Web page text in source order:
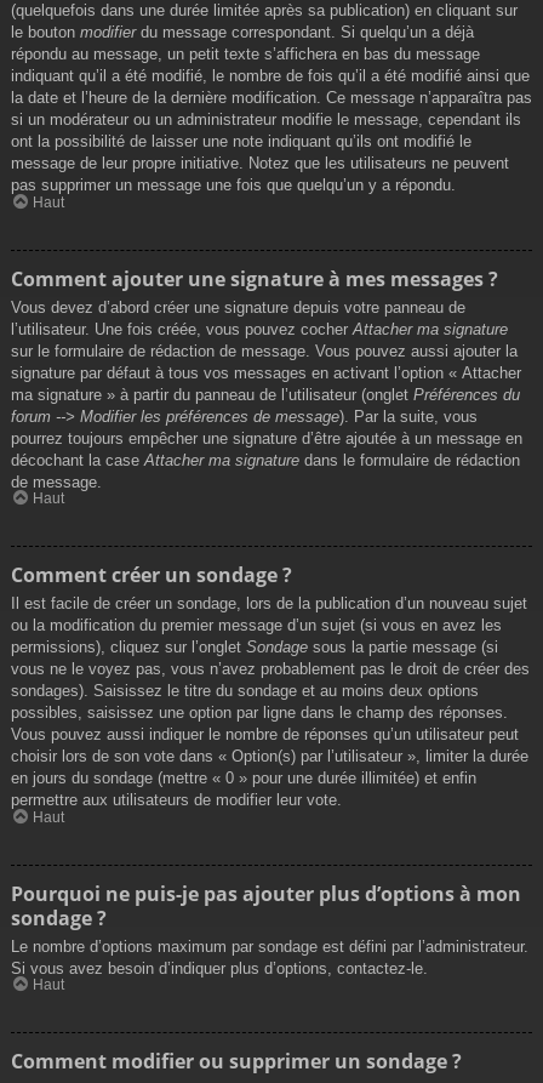
(quelquefois dans une durée limitée après sa publication) en cliquant sur
le bouton modifierdu message correspondant. Si quelqu’un a déjà
répondu au message, un petit texte s’affichera en bas du message
indiquant qu’il a été modifié, le nombre de fois qu’il a été modifié ainsi que
la date et l’heure de la dernière modification. Ce message n’apparaîtra pas
si un modérateur ou un administrateur modifie le message, cependant ils
ont la possibilité de laisser une note indiquant qu’ils ont modifié le
message de leur propre initiative. Notez que les utilisateurs ne peuvent
pas supprimer un message une fois que quelqu’un y a répondu.
Haut
Comment ajouter une signature à mes messages ?
Vous devez d’abord créer une signature depuis votre panneau de
l’utilisateur. Une fois créée, vous pouvez cocher Attacher ma signature
sur le formulaire de rédaction de message. Vous pouvez aussi ajouter la
signature par défaut à tous vos messages en activant l’option « Attacher
ma signature » à partir du panneau de l’utilisateur (onglet Préférences du
forum --> Modifier les préférences de message). Par la suite, vous
pourrez toujours empêcher une signature d’être ajoutée à un message en
décochant la case Attacher ma signature dans le formulaire de rédaction
de message.
Haut
Comment créer un sondage ?
Il est facile de créer un sondage, lors de la publication d’un nouveau sujet
ou la modification du premier message d’un sujet (si vous en avez les
permissions), cliquez sur l’onglet Sondage sous la partie message (si
vous ne le voyez pas, vous n’avez probablement pas le droit de créer des
sondages). Saisissez le titre du sondage et au moins deux options
possibles, saisissez une option par ligne dans le champ des réponses.
Vous pouvez aussi indiquer le nombre de réponses qu’un utilisateur peut
choisir lors de son vote dans « Option(s) par l’utilisateur », limiter la durée
en jours du sondage (mettre « 0 » pour une durée illimitée) et enfin
permettre aux utilisateurs de modifier leur vote.
Haut
Pourquoi ne puis-je pas ajouter plus d’options à mon
sondage ?
Le nombre d’options maximum par sondage est défini par l’administrateur.
Si vous avez besoin d’indiquer plus d’options, contactez-le.
Haut
Comment modifier ou supprimer un sondage ?